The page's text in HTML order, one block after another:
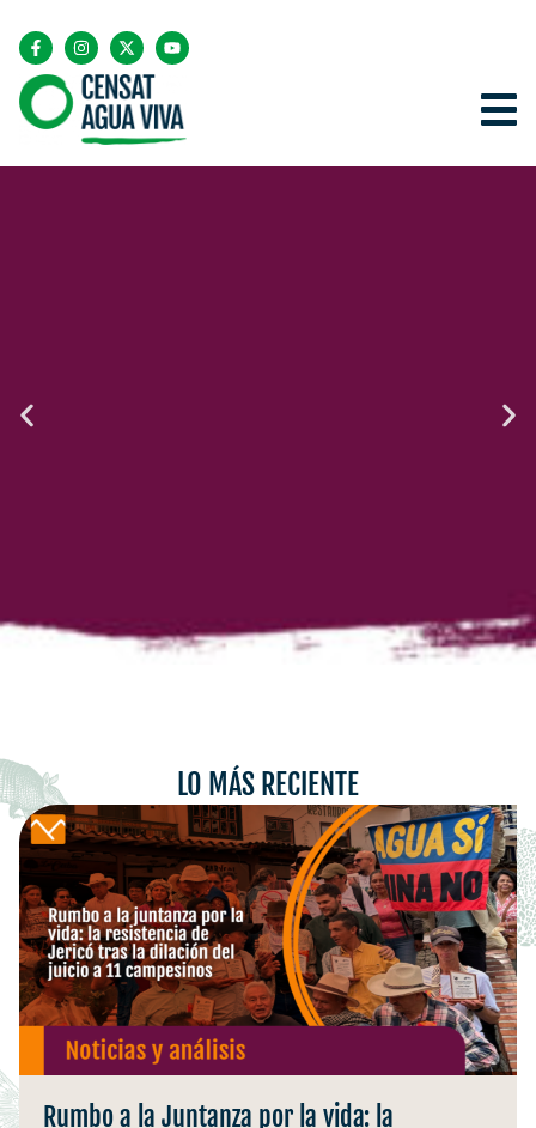
LO MÁS RECIENTE
Rumbo a la Juntanza por la vida: la